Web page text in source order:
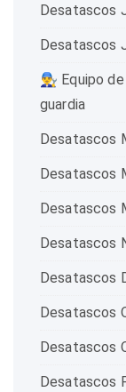
Desatascos
Desatascos
👨‍🔧 Equipo
guardia
Desatascos
Desatascos
Desatascos
Desatascos
Desatascos
Desatascos
Desatascos
Desatascos